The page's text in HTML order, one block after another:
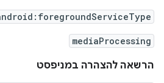
mediaProcessing
הרשאה להצהרה במניפסט